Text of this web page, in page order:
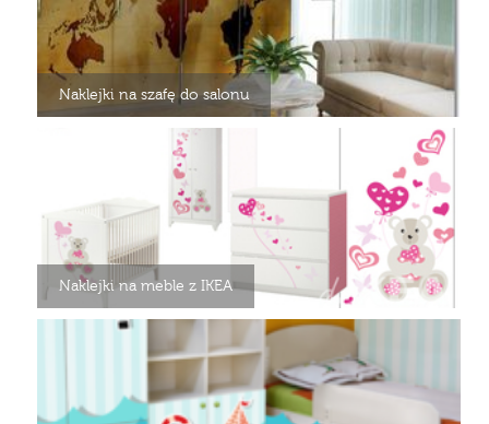
Naklejki na szafę do salonu
Naklejki na meble z IKEA